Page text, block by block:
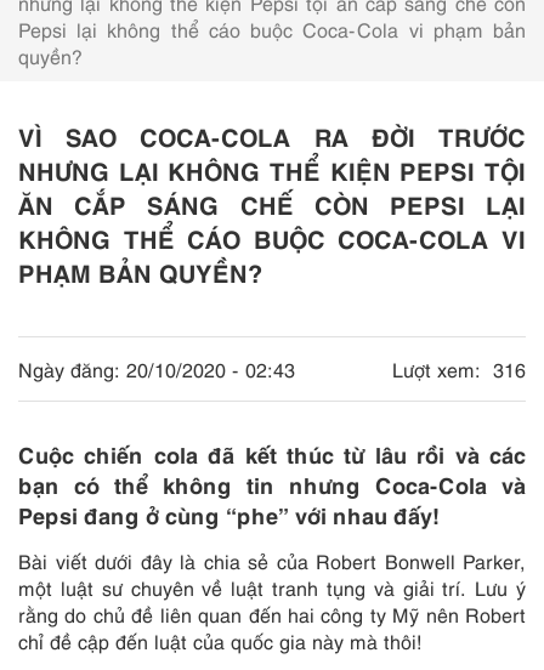
Pepsi lại không thể cáo buộc Coca-Cola vi phạm bản
quyền?
VÌ SAO COCA-COLA RA ĐỜI TRƯỚC
NHƯNG LẠI KHÔNG THỂ KIỆN PEPSI TỘI
ĂN CẮP SÁNG CHẾ CÒN PEPSI LẠI
KHÔNG THỂ CÁO BUỘC COCA-COLA VI
PHẠM BẢN QUYỀN?
Ngày đăng: 20/10/2020 - 02:43 Lượt xem: 316
Cuộc chiến cola đã kết thúc từ lâu rồi và các
bạn có thể không tin nhưng Coca-Cola và
Pepsi đang ở cùng “phe” với nhau đấy!
Bài viết dưới đây là chia sẻ của Robert Bonwell Parker,
một luật sư chuyên về luật tranh tụng và giải trí. Lưu ý
rằng do chủ đề liên quan đến hai công ty Mỹ nên Robert
chỉ đề cập đến luật của quốc gia này mà thôi!